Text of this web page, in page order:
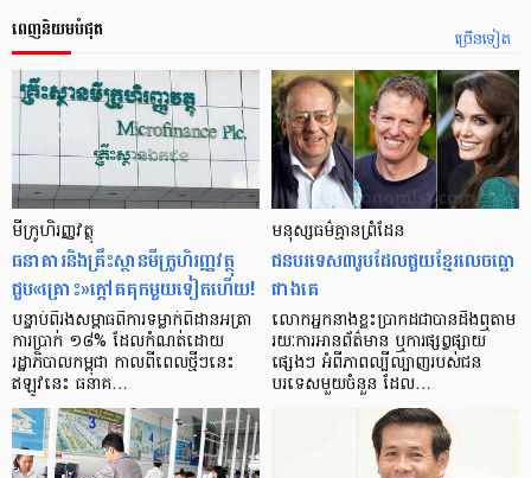
ច្រើនទៀត
ពេញនិយមបំផុត
មីក្រូ​ហិរញ្ញវត្ថុ
ធនាគារ​និង​គ្រឹះស្ថាន​មីក្រូ​ហិរញ្ញវត្ថុ​
ជួប«គ្រោះ»ក្តៅ​គគុក​មួយ​ទៀត​ហើយ!
បន្ទាប់​ពី​រង​សម្ពាធ​​ពី​ការ​ទម្លាក់​ពិដាន​អត្រា​
ការ​ប្រាក់ ១៨​% ដែល​កំណត់​ដោយ​
រដ្ឋាភិបាល​កម្ពុជា កាល​ពី​ពេល​ថ្មីៗ​នេះ
ឥឡូវ​នេះ ធនាគ…
មនុស្ស​ធម៌​គ្មាន​ព្រំដែន
ជន​បរទេស​៣​រូប​ដែល​ជួយ​ខ្មែរ​លេច​ធ្លោ​
ជាង​គេ
លោកអ្នក​នាង​ខ្លះ​ប្រាកដ​ជា​បាន​​ដឹង​ឮ​តាម​
រយៈ​ការ​អាន​ព័ត៌មាន ឬ​ការ​ផ្សព្វផ្សាយ​
ផ្សេងៗ អំពី​ភាព​ល្បីល្បាញ​របស់​ជន​
បរទេស​មួយ​ចំនួន ដែល…